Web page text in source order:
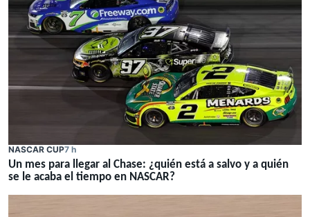
NASCAR CUP7 h
Un mes para llegar al Chase: ¿quién está a salvo y a quién
se le acaba el tiempo en NASCAR?